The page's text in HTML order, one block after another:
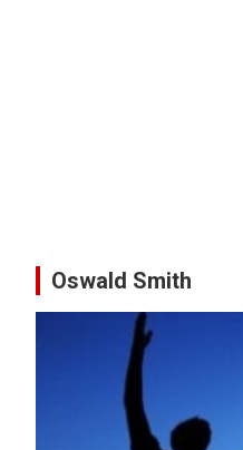
Oswald Smith